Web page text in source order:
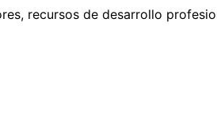
recursos de desarrollo